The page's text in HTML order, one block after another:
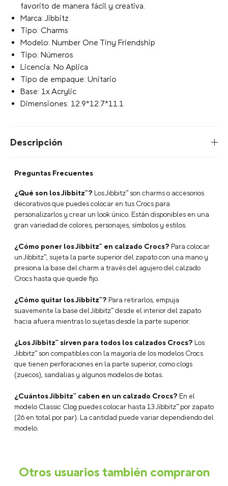
favorito de manera fácil y creativa.
Marca: Jibbitz
Tipo: Charms
Modelo: Number One Tiny Friendship
Tipo: Números
Licencia: No Aplica
Tipo de empaque: Unitario
Base: 1x Acrylic
Dimensiones: 12.9*12.7*11.1
Descripción
Preguntas Frecuentes
¿Qué son los Jibbitz™? Los Jibbitz™ son charms o accesorios
decorativos que puedes colocar en tus Crocs para
personalizarlos y crear un look único. Están disponibles en una
gran variedad de colores, personajes, símbolos y estilos.
¿Cómo poner los Jibbitz™ en calzado Crocs? Para colocar
un Jibbitz™, sujeta la parte superior del zapato con una mano y
presiona la base del charm a través del agujero del calzado
Crocs hasta que quede fijo.
¿Cómo quitar los Jibbitz™? Para retirarlos, empuja
suavemente la base del Jibbitz™ desde el interior del zapato
hacia afuera mientras lo sujetas desde la parte superior.
¿Los Jibbitz™ sirven para todos los calzados Crocs? Los
Jibbitz™ son compatibles con la mayoría de los modelos Crocs
que tienen perforaciones en la parte superior, como clogs
(zuecos), sandalias y algunos modelos de botas.
¿Cuántos Jibbitz™ caben en un calzado Crocs? En el
modelo Classic Clog puedes colocar hasta 13 Jibbitz™ por zapato
(26 en total por par). La cantidad puede variar dependiendo del
modelo.
Otros usuarios también compraron